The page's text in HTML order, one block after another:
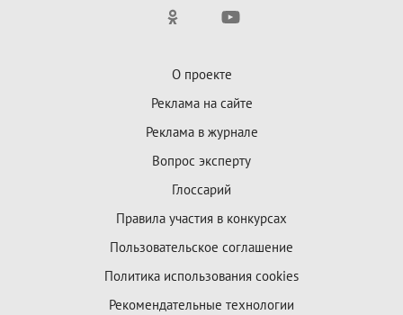
О проекте
Реклама на сайте
Реклама в журнале
Вопрос эксперту
Глоссарий
Правила участия в конкурсах
Пользовательское соглашение
Политика использования cookies
Рекомендательные технологии